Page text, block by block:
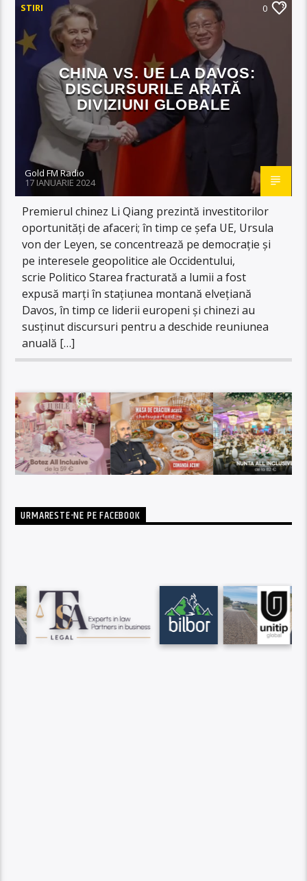
STIRI 0
CHINA VS. UE LA DAVOS:
DISCURSURILE ARATĂ
DIVIZIUNI GLOBALE
Gold FM Radio
17 IANUARIE 2024
Premierul chinez Li Qiang prezintă investitorilor
oportunități de afaceri; în timp ce șefa UE, Ursula
von der Leyen, se concentrează pe democrație și
pe interesele geopolitice ale Occidentului,
scrie Politico Starea fracturată a lumii a fost
expusă marți în stațiunea montană elvețiană
Davos, în timp ce liderii europeni și chinezi au
susținut discursuri pentru a deschide reuniunea
anuală […]
URMARESTE-NE PE FACEBOOK